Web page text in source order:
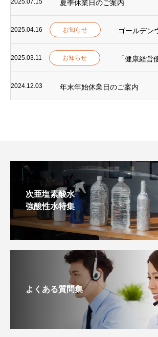
2025.07.15 夏季休業日のご案内
2025.04.16 お知らせ ゴールデン
2025.03.11 お知らせ 「健康経
2024.12.03 年末年始休業日のご案内
次亜塩素酸水
強酸性水特集
よくある質問集